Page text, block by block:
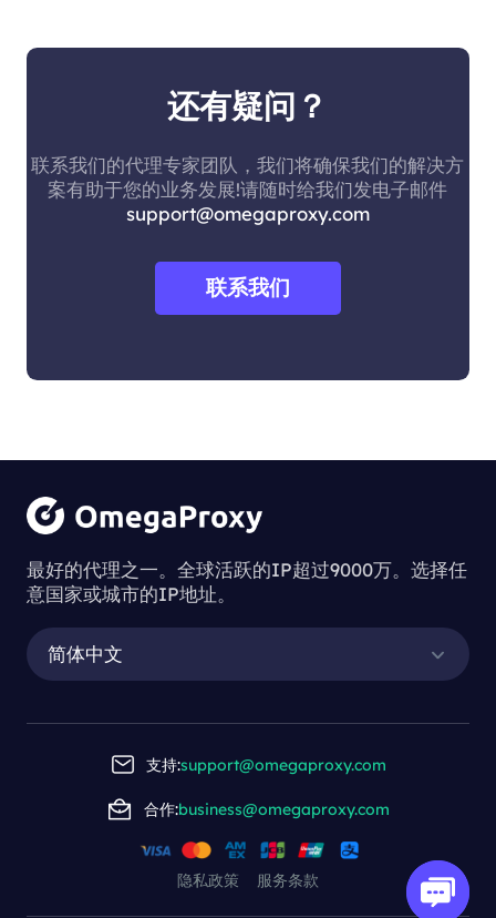
还有疑问？
联系我们的代理专家团队，我们将确保我们的解决方
案有助于您的业务发展!请随时给我们发电子邮件
support@omegaproxy.com
联系我们
最好的代理之一。全球活跃的IP超过9000万。选择任
意国家或城市的IP地址。
简体中文
支持:support@omegaproxy.com
合作:business@omegaproxy.com
隐私政策 服务条款